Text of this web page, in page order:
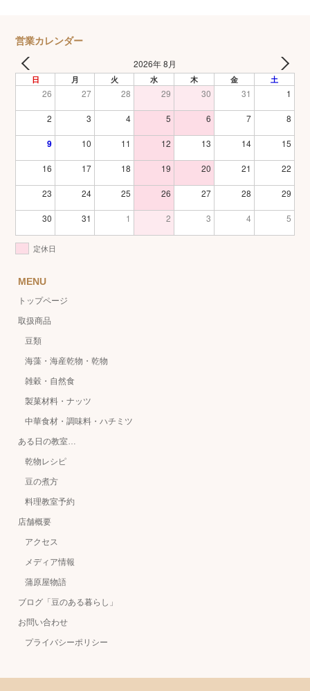
営業カレンダー
2026年 8月
日 月 火 水 木 金 土
26 27 28 29 30 31 1
2 3 4 5 6 7 8
9 10 11 12 13 14 15
16 17 18 19 20 21 22
23 24 25 26 27 28 29
30 31 1 2 3 4 5
定休日
MENU
トップページ
取扱商品
豆類
海藻・海産乾物・乾物
雑穀・自然食
製菓材料・ナッツ
中華食材・調味料・ハチミツ
ある日の教室…
乾物レシピ
豆の煮方
料理教室予約
店舗概要
アクセス
メディア情報
蒲原屋物語
ブログ「豆のある暮らし」
お問い合わせ
プライバシーポリシー